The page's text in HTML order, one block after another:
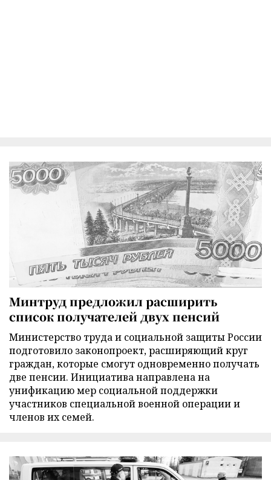
Минтруд предложил расширить
список получателей двух пенсий
Министерство труда и социальной защиты России
подготовило законопроект, расширяющий круг
граждан, которые смогут одновременно получать
две пенсии. Инициатива направлена на
унификацию мер социальной поддержки
участников специальной военной операции и
членов их семей.